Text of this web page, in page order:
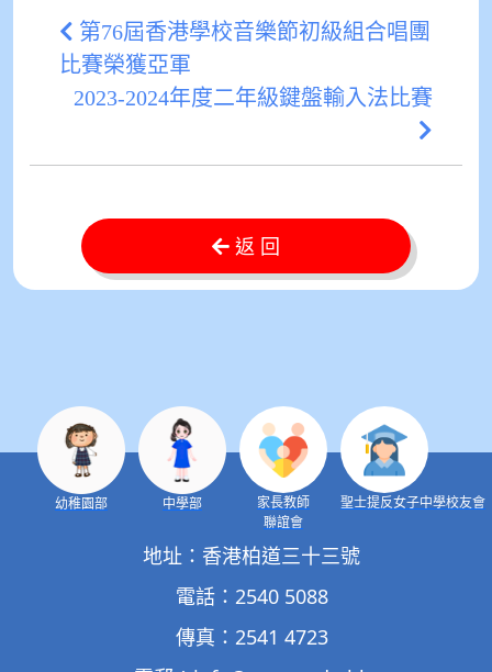
第76屆香港學校音樂節初級組合唱團
比賽榮獲亞軍
2023-2024年度二年級鍵盤輸入法比賽
返 回
地址：香港柏道三十三號
電話：2540 5088
傳真：2541 4723
幼稚園部 中學部
家長教師
聯誼會
聖士提反女子中學校友會